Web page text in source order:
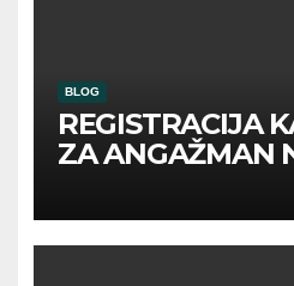
BLOG
REGISTRACIJA
ZA ANGAŽMAN